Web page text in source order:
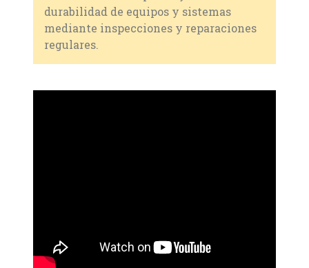
durabilidad de equipos y sistemas
mediante inspecciones y reparaciones
regulares.